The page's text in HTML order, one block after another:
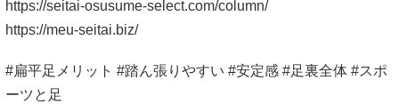
https://seitai-osusume-select.com/column/
https://meu-seitai.biz/
#扁平足メリット #踏ん張りやすい #安定感 #足裏全体 #スポ
ーツと足